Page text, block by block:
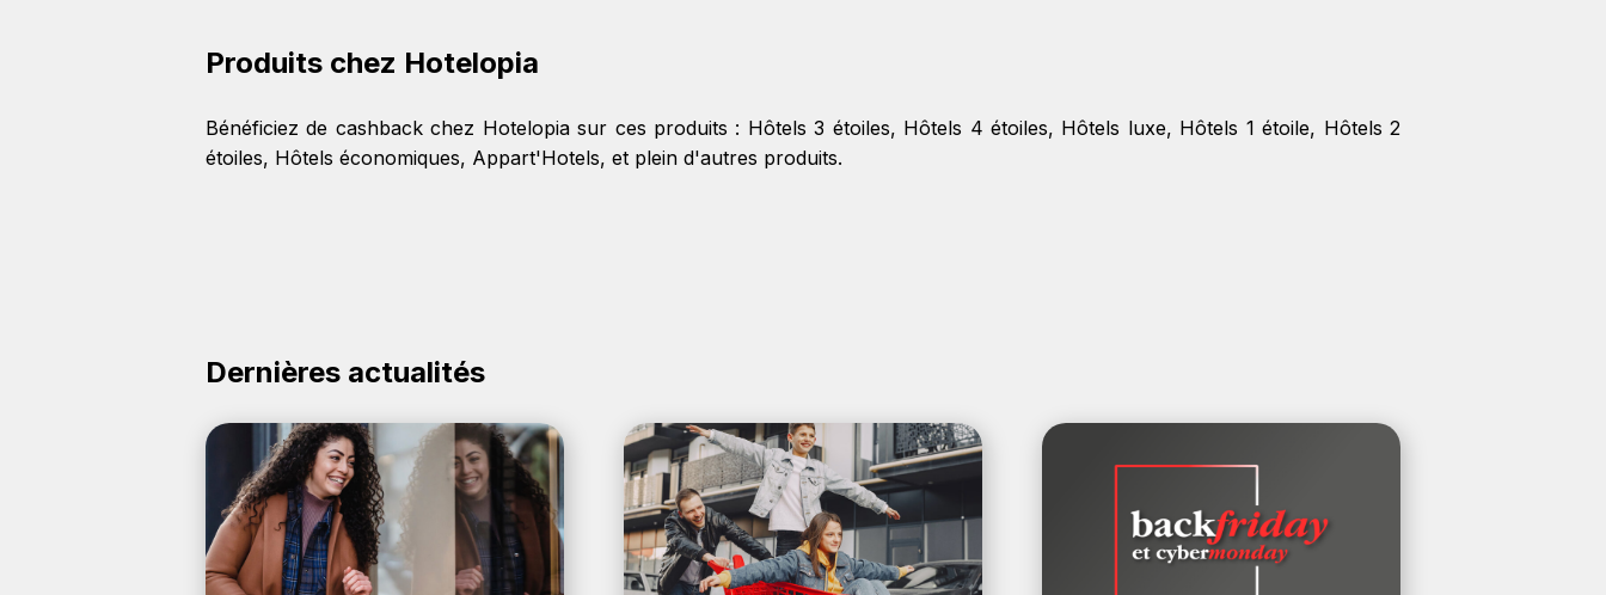
Produits chez Hotelopia
Bénéficiez de cashback chez Hotelopia sur ces produits : Hôtels 3 étoiles, Hôtels 4 étoiles, Hôtels luxe, Hôtels 1 étoile, Hôtels 2
étoiles, Hôtels économiques, Appart'Hotels, et plein d'autres produits.
Dernières actualités